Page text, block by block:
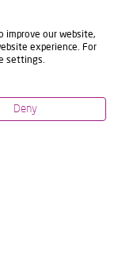
improve our website,
experience. For
settings.
Deny